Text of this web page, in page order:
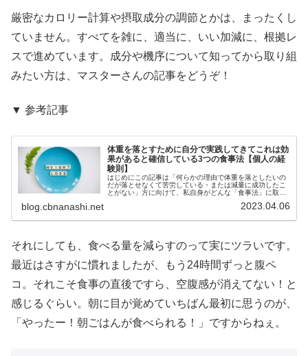
厳密なカロリー計算や摂取成分の調節とかは、まったくし
ていません。すべてを雑に、適当に、いい加減に、根拠レ
スで進めています。成分や機序について知ってから取り組
みたい方は、マスターさんの記事をどうぞ！
▼ 参考記事
体重を落とすために自分で実践してきてこれは効
果があると確信している3つの食事法【個人の経
験則】
はじめにこの記事は「何らかの理由で体重を落としたいの
だが落とせなくて苦労している・または減量に成功したこ
とがない」方に向けて、私自身がどんな「食事法」に取り
blog.cbnanashi.net 2023.04.06
それにしても、食べる量を減らすのって実にツラいです。
最近はさすがに慣れましたが、もう24時間ずっと腹ペ
コ。それこそ食事の直後ですら、空腹感が消えてない！と
感じるぐらい。朝に目が覚めていちばん最初に思うのが、
「やったー！朝ごはんが食べられる！」ですからねぇ。